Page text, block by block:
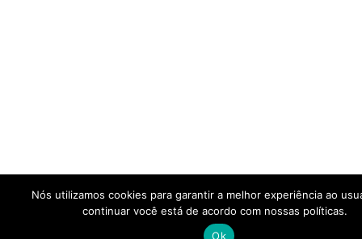
Nós utilizamos cookies para garantir a melhor experiência ao
continuar você está de acordo com nossas políticas.
Ok